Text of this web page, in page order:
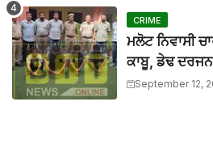
BTTNEWS-Aug 02 2026
CRIME
ਮਲੋਟ ਨਿਵਾਸੀ
ਕਾਬੂ, ਡੇਢ
September 12,